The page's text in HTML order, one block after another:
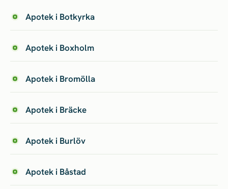
Apotek i Botkyrka
Apotek i Boxholm
Apotek i Bromölla
Apotek i Bräcke
Apotek i Burlöv
Apotek i Båstad